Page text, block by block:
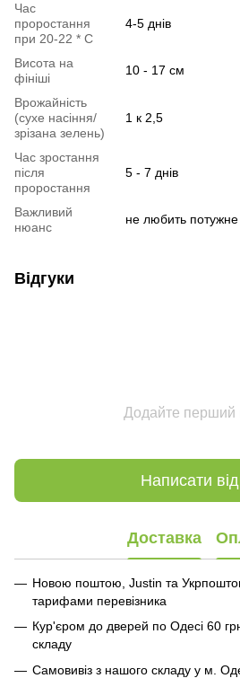
Час
проростання
при 20-22 * C
4-5 днів
Висота на
фініші
10 - 17 см
Врожайність
(сухе насіння/
зрізана зелень)
1 к 2,5
Час зростання
після
проростання
5 - 7 днів
Важливий
нюанс
не любить потужне
Відгуки
Додайте перший
Написати
Доставка
Новою поштою, Justin та
тарифами перевізника
Кур'єром до дверей по Одесі 60
складу
Самовивіз з нашого складу у м.